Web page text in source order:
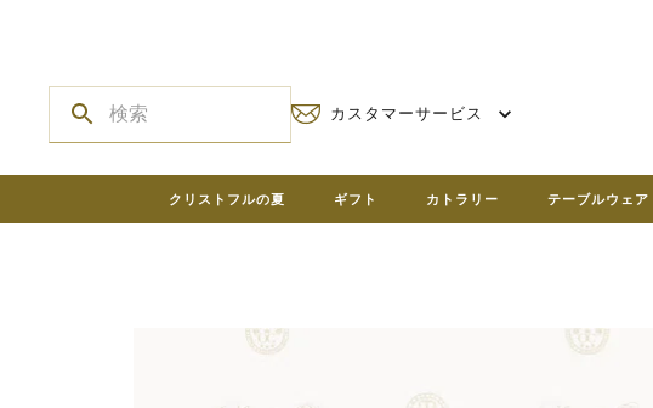
カスタマーサービス
クリストフルの夏 ギフト カトラリー テーブルウェア